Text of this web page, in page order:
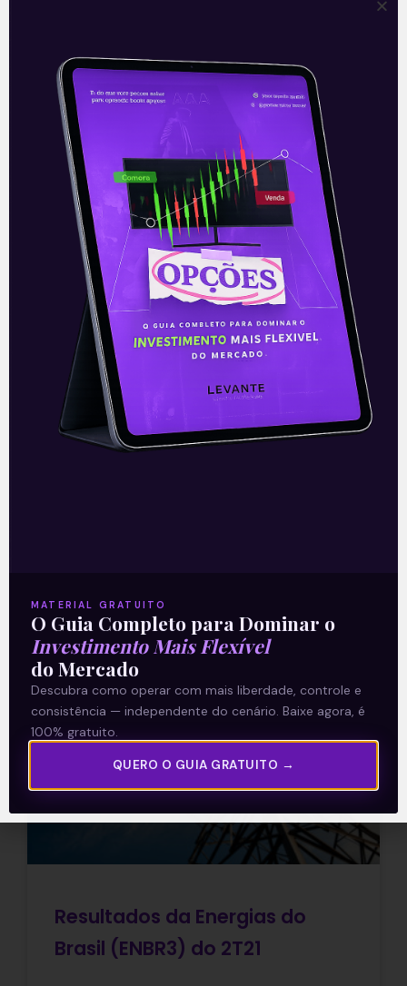
Leia mais
01/09/2021
E EU COM ISSO
Engie expande em renováveis
Tendo finalmente resolvido o imbróglio
25/08/2021
E EU COM ISSO
Resultados da Energias do
Brasil (ENBR3) do 2T21
MATERIAL GRATUITO
O Guia Completo para Dominar o
Investimento Mais Flexível
do Mercado
Descubra como operar com mais liberdade, controle e
consistência — independente do cenário. Baixe agora, é
100% gratuito.
QUERO O GUIA GRATUITO →